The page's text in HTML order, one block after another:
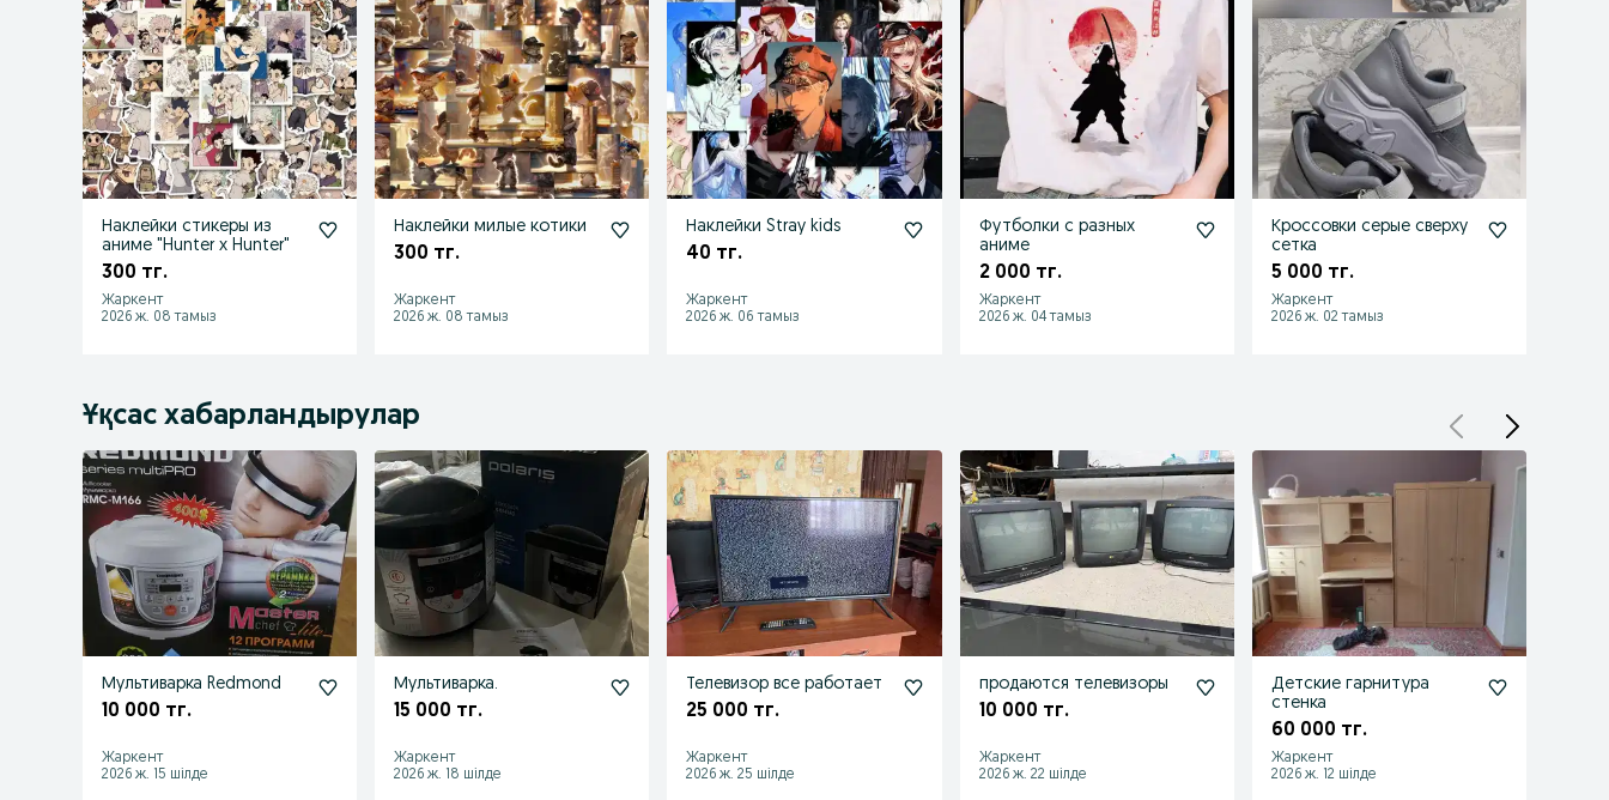
Наклейки стикеры из
аниме "Hunter х Hunter"
300 тг.
Жаркент
2026 ж. 08 тамыз
Наклейки милые котики
300 тг.
Жаркент
2026 ж. 08 тамыз
Наклейки Stray kids
40 тг.
Жаркент
2026 ж. 06 тамыз
Футболки с разных
аниме
2 000 тг.
Жаркент
2026 ж. 04 тамыз
Кроссовки серые сверху
сетка
5 000 тг.
Жаркент
2026 ж. 02 тамыз
Ұқсас хабарландырулар
Мультиварка Redmond
10 000 тг.
Жаркент
2026 ж. 15 шілде
Мультиварка.
15 000 тг.
Жаркент
2026 ж. 18 шілде
Телевизор все работает
25 000 тг.
Жаркент
2026 ж. 25 шілде
продаются телевизоры
10 000 тг.
Жаркент
2026 ж. 22 шілде
Детские гарнитура
стенка
60 000 тг.
Жаркент
2026 ж. 12 шілде